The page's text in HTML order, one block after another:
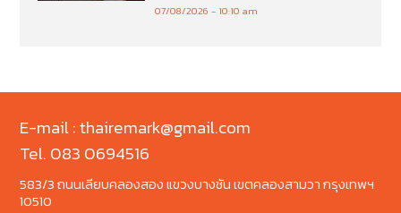
07/08/2026 10:10 am
E-mail : thairemark@gmail.com
Tel. 083 0694516
583/3 ถนนเลียบคลองสอง แขวงบางชัน เขตคลองสามวา กรุงเทพฯ
10510